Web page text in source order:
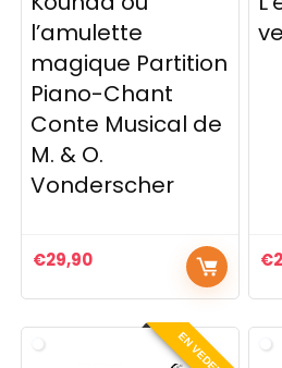
l’amulette
magique Partition
Piano-Chant
Conte Musical de
M. & O.
Vonderscher
€29,90 €